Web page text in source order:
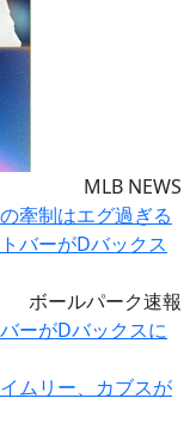
MLB NEWS
牽制はエグ過ぎる
ボールパーク速報
ーがDバックスに